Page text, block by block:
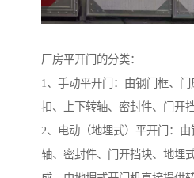
厂房平开门的分类：
1、手动平开门：由钢门框、
扣、上下转轴、密封件、门开
2、电动（地埋式）平开门：
轴、密封件、门开挡块、地埋